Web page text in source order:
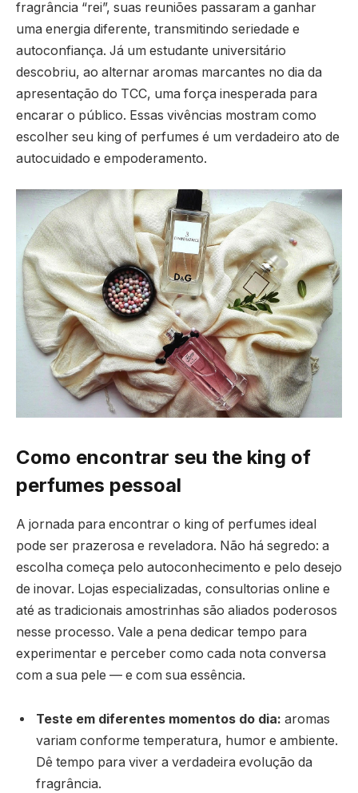
fragrância “rei”, suas reuniões passaram a ganhar
uma energia diferente, transmitindo seriedade e
autoconfiança. Já um estudante universitário
descobriu, ao alternar aromas marcantes no dia da
apresentação do TCC, uma força inesperada para
encarar o público. Essas vivências mostram como
escolher seu king of perfumes é um verdadeiro ato de
autocuidado e empoderamento.
Como encontrar seu the king of
perfumes pessoal
A jornada para encontrar o king of perfumes ideal
pode ser prazerosa e reveladora. Não há segredo: a
escolha começa pelo autoconhecimento e pelo desejo
de inovar. Lojas especializadas, consultorias online e
até as tradicionais amostrinhas são aliados poderosos
nesse processo. Vale a pena dedicar tempo para
experimentar e perceber como cada nota conversa
com a sua pele — e com sua essência.
Teste em diferentes momentos do dia: aromas
variam conforme temperatura, humor e ambiente.
Dê tempo para viver a verdadeira evolução da
fragrância.